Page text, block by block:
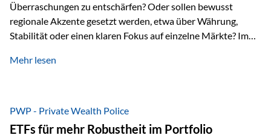
Überraschungen zu entschärfen? Oder sollen bewusst
regionale Akzente gesetzt werden, etwa über Währung,
Stabilität oder einen klaren Fokus auf einzelne Märkte? Im
Wealth Police der Vienna-Life lassen sich beide Ansätze
Risikostreuung, Inflationsrobustheit und Stabilisierung. 1)
Die Philosophiefrage: breit oder bewusst? Global investieren
Mehr lesen
PWP - Private Wealth Police
ETFs für mehr Robustheit im Portfolio